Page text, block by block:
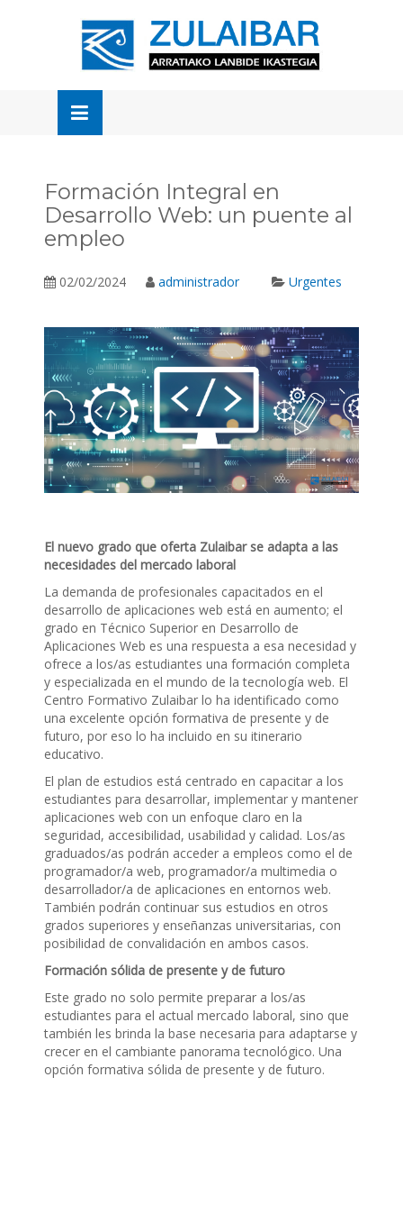
Formación Integral en
Desarrollo Web: un puente al
empleo
02/02/2024 administrador Urgentes
El nuevo grado que oferta Zulaibar se adapta a las
necesidades del mercado laboral
La demanda de profesionales capacitados en el
desarrollo de aplicaciones web está en aumento; el
grado en Técnico Superior en Desarrollo de
Aplicaciones Web es una respuesta a esa necesidad y
ofrece a los/as estudiantes una formación completa
y especializada en el mundo de la tecnología web. El
Centro Formativo Zulaibar lo ha identificado como
una excelente opción formativa de presente y de
futuro, por eso lo ha incluido en su itinerario
educativo.
El plan de estudios está centrado en capacitar a los
estudiantes para desarrollar, implementar y mantener
aplicaciones web con un enfoque claro en la
seguridad, accesibilidad, usabilidad y calidad. Los/as
graduados/as podrán acceder a empleos como el de
programador/a web, programador/a multimedia o
desarrollador/a de aplicaciones en entornos web.
También podrán continuar sus estudios en otros
grados superiores y enseñanzas universitarias, con
posibilidad de convalidación en ambos casos.
Formación sólida de presente y de futuro
Este grado no solo permite preparar a los/as
estudiantes para el actual mercado laboral, sino que
también les brinda la base necesaria para adaptarse y
crecer en el cambiante panorama tecnológico. Una
opción formativa sólida de presente y de futuro.